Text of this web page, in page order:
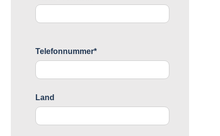
Telefonnummer*
Land